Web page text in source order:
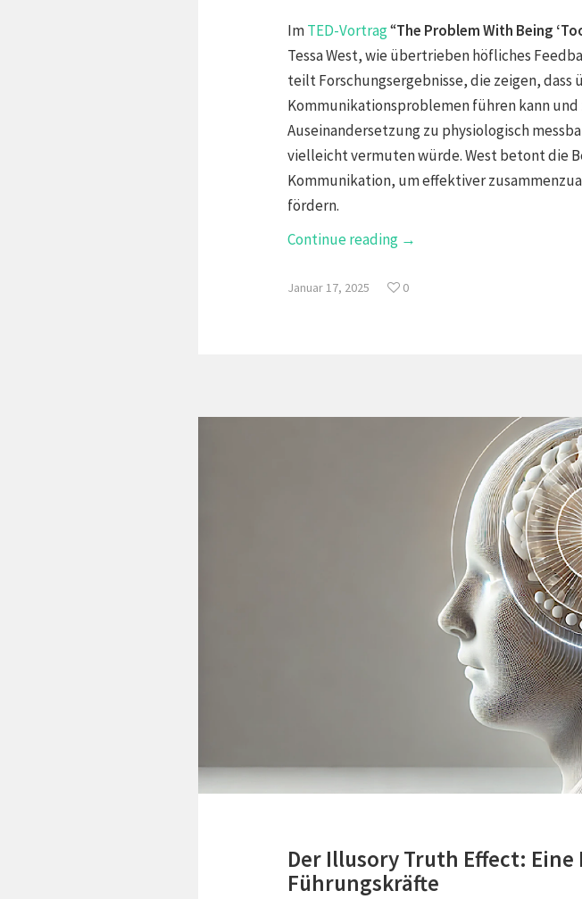
ImTED-Vortrag“The Problem With Being
Tessa West, wie übertrieben höfliches
teilt Forschungsergebnisse, die zeigen,
Kommunikationsproblemen führen kann und
Auseinandersetzung zu physiologisch
vielleicht vermuten würde. West betont die
Kommunikation, um effektiver
fördern.
Continue reading →
Januar 17, 2025 0
Der Illusory Truth Effect:
Führungskräfte